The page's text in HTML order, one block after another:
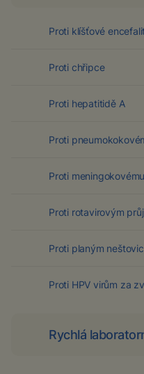
Proti klíšťové
Proti chřipce
Proti hepatitidě A
Proti
Proti
Proti rotavirovým
Proti planým
Proti HPV virům za
Rychlá